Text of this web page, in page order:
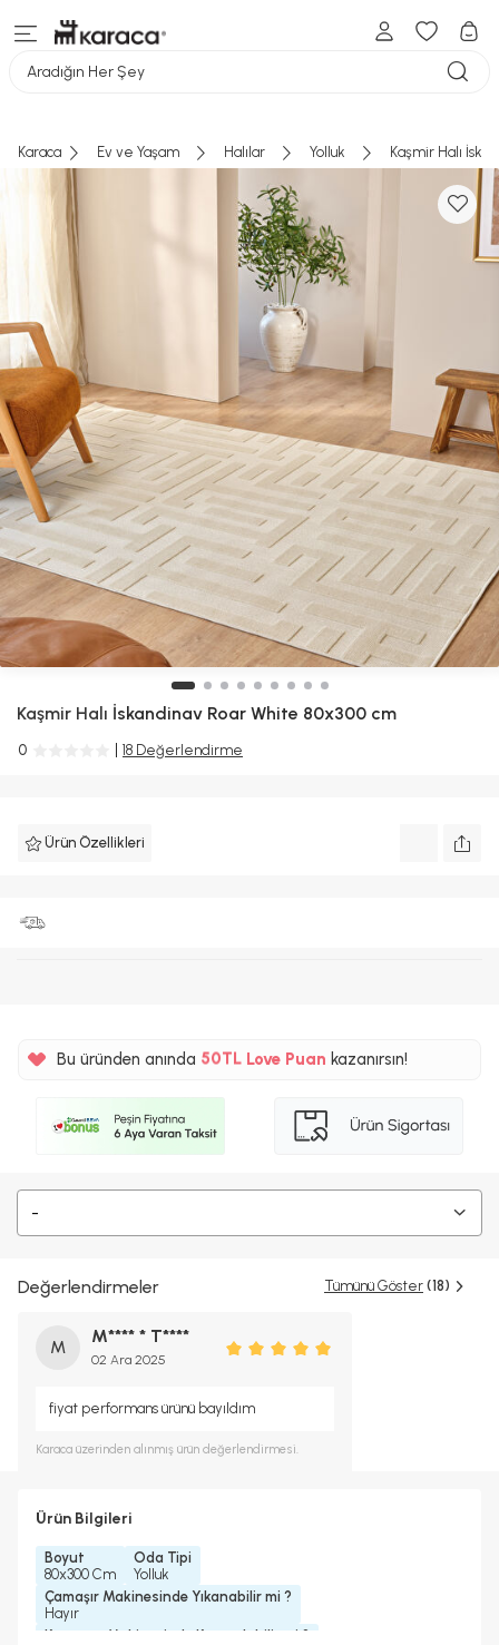
Aradığın Her Şey
Karaca Ev ve Yaşam Halılar Yolluk Kaşmir Halı
Kaşmir Halı İskandinav Roar White 80x300 cm
0 18 Değerlendirme
Ürün Özellikleri
Bu üründen anında 50TL Love Puan kazanırsın!
-
Değerlendirmeler Tümünü Göster (18)
M
M**** * T****
02 Ara 2025
fiyat performans ürünü bayıldım
Karaca üzerinden alınmış ürün değerlendirmesi.
Ürün Bilgileri
Boyut
80x300 Cm
Oda Tipi
Yolluk
Çamaşır Makinesinde Yıkanabilir mi ?
Hayır
Kurutma Makinesinde Kurutulabilir mi ?